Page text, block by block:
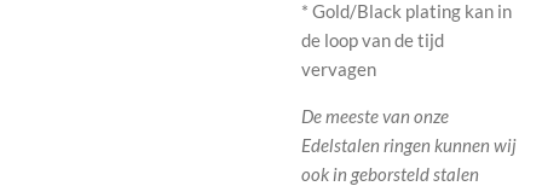
* Gold/Black plating kan in
de loop van de tijd
vervagen
De meeste van onze
Edelstalen ringen kunnen wij
ook in geborsteld stalen